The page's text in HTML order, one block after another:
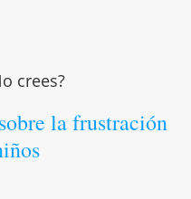
crees?
la frustración